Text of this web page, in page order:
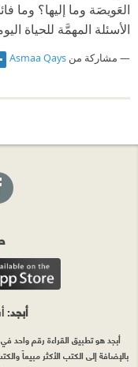
العَويصَة وما إليها؟ وما
الأسئلة المهمَّة للحياة
مشاركة من Asmaa Qays
أبجد:
أبجد هو تطبيق القراءة رقم واحد
بالإضافة إلى الكتب الأكثر مبيعاً